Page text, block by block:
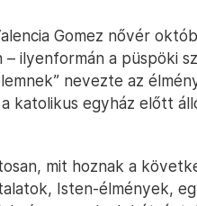
Gomez nővér
– ilyenformán a püspöki
nevezte az
katolikus egyház előtt
mit hoznak a
Isten-élmények,